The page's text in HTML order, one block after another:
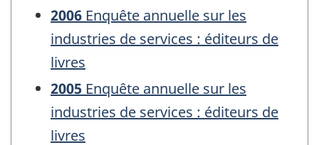
2006 Enquête annuelle sur les
industries de services : éditeurs de
livres
2005 Enquête annuelle sur les
industries de services : éditeurs de
livres